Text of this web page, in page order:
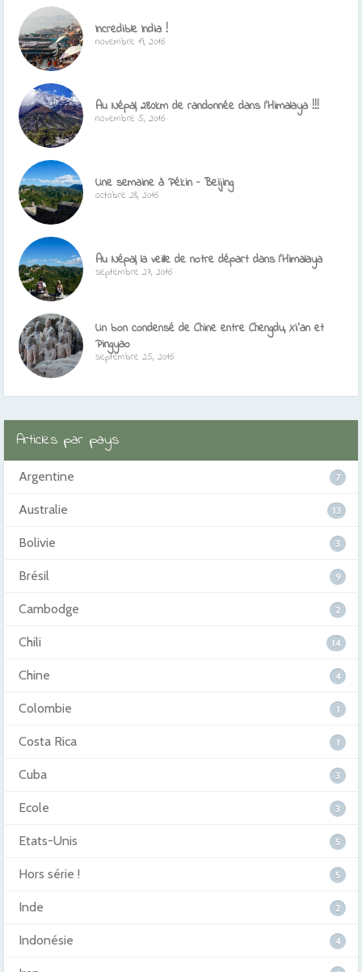
Incredible India !
novembre 19, 2016
Au Népal, 280km de randonnée dans l’Himalaya !!!
novembre 5, 2016
Une semaine à Pékin – Beijing
octobre 28, 2016
Au Népal, la veille de notre départ dans l’Himalaya
septembre 27, 2016
Un bon condensé de Chine entre Chengdu, Xi’an et
Pingyao
septembre 25, 2016
Articles par pays
Argentine 7
Australie 13
Bolivie 3
Brésil 9
Cambodge 2
Chili 14
Chine 4
Colombie 1
Costa Rica 1
Cuba 3
Ecole 3
Etats-Unis 5
Hors série ! 5
Inde 2
Indonésie 4